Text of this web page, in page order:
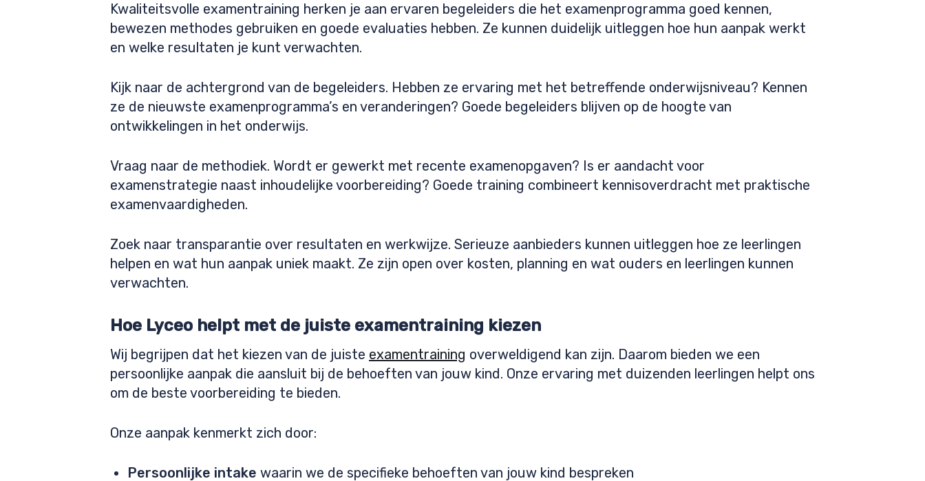
Kwaliteitsvolle examentraining herken je aan ervaren begeleiders die het examenprogramma goed kennen,
bewezen methodes gebruiken en goede evaluaties hebben. Ze kunnen duidelijk uitleggen hoe hun aanpak werkt
en welke resultaten je kunt verwachten.
Kijk naar de achtergrond van de begeleiders. Hebben ze ervaring met het betreffende onderwijsniveau? Kennen
ze de nieuwste examenprogramma’s en veranderingen? Goede begeleiders blijven op de hoogte van
ontwikkelingen in het onderwijs.
Vraag naar de methodiek. Wordt er gewerkt met recente examenopgaven? Is er aandacht voor
examenstrategie naast inhoudelijke voorbereiding? Goede training combineert kennisoverdracht met praktische
examenvaardigheden.
Zoek naar transparantie over resultaten en werkwijze. Serieuze aanbieders kunnen uitleggen hoe ze leerlingen
helpen en wat hun aanpak uniek maakt. Ze zijn open over kosten, planning en wat ouders en leerlingen kunnen
verwachten.
Hoe Lyceo helpt met de juiste examentraining kiezen
Wij begrijpen dat het kiezen van de juiste examentraining overweldigend kan zijn. Daarom bieden we een
persoonlijke aanpak die aansluit bij de behoeften van jouw kind. Onze ervaring met duizenden leerlingen helpt ons
om de beste voorbereiding te bieden.
Onze aanpak kenmerkt zich door:
Persoonlijke intake waarin we de specifieke behoeften van jouw kind bespreken